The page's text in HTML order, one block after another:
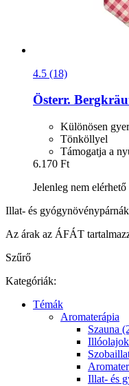
4.5 (18)
Österr.
Különösen
Tönköllyel
Támogatja a
6.170 Ft
Jelenleg nem elérhető
Illat- és
Az árak az ÁFÁT
Szűrő
Kategóriák:
Témák
Aromaterápia
Szauna
Illat- és